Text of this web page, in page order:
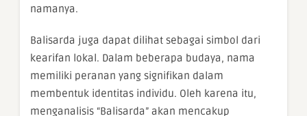
namanya.
Balisarda juga dapat dilihat sebagai simbol dari
kearifan lokal. Dalam beberapa budaya, nama
memiliki peranan yang signifikan dalam
membentuk identitas individu. Oleh karena itu,
menganalisis “Balisarda” akan mencakup